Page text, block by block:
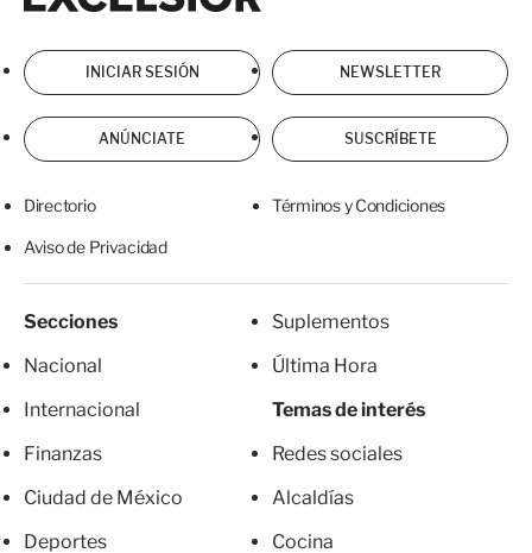
INICIAR SESIÓN NEWSLETTER
ANÚNCIATE SUSCRÍBETE
Directorio Términos y Condiciones
Aviso de Privacidad
Secciones
Nacional
Internacional
Finanzas
Ciudad de México
Deportes
Suplementos
Última Hora
Temas de interés
Redes sociales
Alcaldías
Cocina